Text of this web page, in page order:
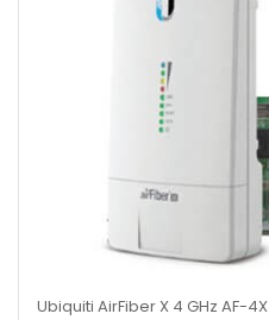
Ubiquiti AirFiber X 4 GHz AF-4X